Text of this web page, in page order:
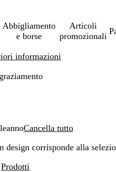
Abbigliamento
e borse
Articoli
promozionali
informazioni
Cancella tutto
design corrisponde alla
Prodotti